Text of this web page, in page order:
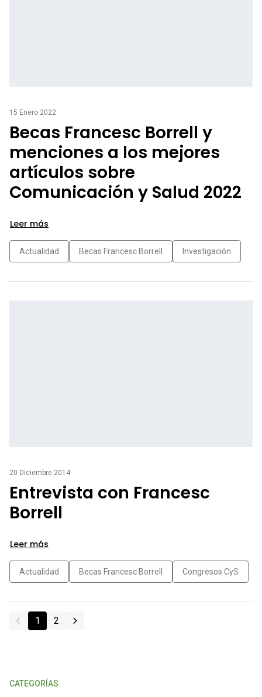
15 Enero 2022
Becas Francesc Borrell y
menciones a los mejores
artículos sobre
Comunicación y Salud 2022
Leer más
Actualidad Becas Francesc Borrell Investigación
20 Diciembre 2014
Entrevista con Francesc
Borrell
Leer más
Actualidad Becas Francesc Borrell Congresos CyS
1 2
CATEGORÍAS